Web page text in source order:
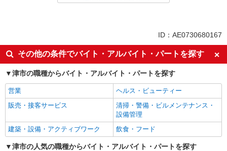
英語が活かせる
ボーナス・賞与あり
車通勤OK
交通費支給
社会保険あり
社員登用あり
ID：AE0730680167
その他の条件でバイト・アルバイト・パートを探す
津市の職種からバイト・アルバイト・パートを探す
営業
ヘルス・ビューティー
販売・接客サービス
清掃・警備・ビルメンテナンス・
設備管理
建築・設備・アクティブワーク
飲食・フード
津市の人気の職種からバイト・アルバイト・パートを探す